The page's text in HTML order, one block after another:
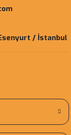
/ İstanbul